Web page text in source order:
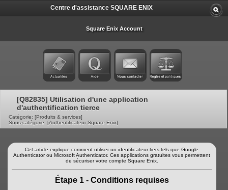
Centre d'assistance SQUARE ENIX
Square Enix Account
[Q82835] Utilisation d'une application
d'authentification tierce
Catégorie: [Produits & services]
Sous-catégorie: [Authentificateur Square Enix]
Cet article explique comment utiliser un identificateur tiers tels que Google
Authenticator ou Microsoft Authenticator. Ces applications gratuites vous permettent
de sécuriser votre compte Square Enix.
Étape 1 - Conditions requises